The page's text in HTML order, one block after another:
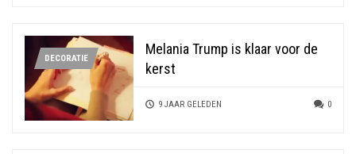
DECORATIE
Melania Trump is klaar voor de
kerst
9 JAAR GELEDEN 0